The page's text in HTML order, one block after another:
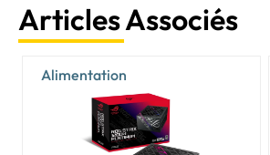
Articles Associés
Alimentation